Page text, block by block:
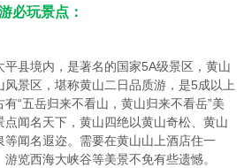
必玩景点：
县境内，是著名的国家5A级景区，黄山
风景区，堪称黄山二日品质游，是5成以上
“五岳归来不看山，黄山归来不看岳”美
闻名天下，黄山四绝以黄山奇松、黄山
闻名遐迩。需要在黄山山上酒店住一
览西海大峡谷等美景不免有些遗憾。